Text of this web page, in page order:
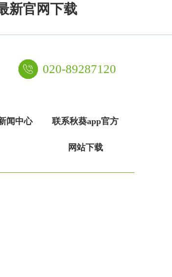
新官网下载
020-89287120
闻中心 联系秋葵app官方
网站下载